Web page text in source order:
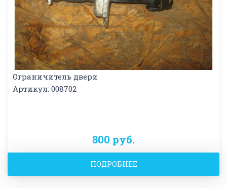
Ограничитель двери
Артикул: 008702
800 руб.
ПОДРОБНЕЕ